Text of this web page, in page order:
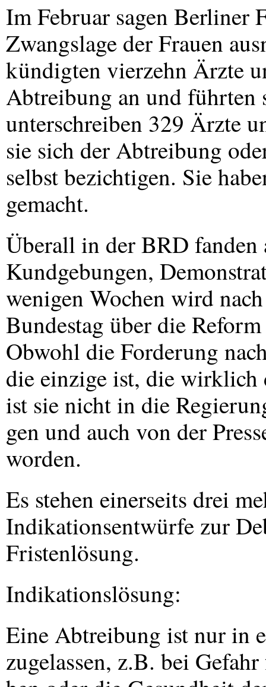
Im Februar sagen Berliner
Zwangslage der Frauen
kündigten vierzehn Ärzte
Abtreibung an und führten
unterschreiben 329 Ärzte
sie sich der Abtreibung
selbst bezichtigen. Sie
gemacht.
Überall in derBRD
Kundgebungen,
wenigen Wochen wird
Bundestag über die
Obwohl die Forderung
die einzige ist, die wirklich
ist sie nicht in die
gen und auch von der
worden.
Es stehen einerseits drei
Indikationsentwürfe zur
Fristenlösung.
Indikationslösung:
Eine Abtreibung ist nur in
zugelassen, z.B. bei